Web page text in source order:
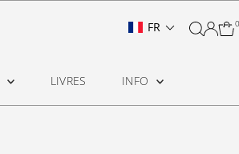
FR 0
LIVRES INFO